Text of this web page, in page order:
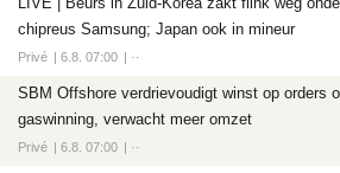
chipreus Samsung; Japan ook in mineur
Privé 6.8. 07:00 ··
SBM Offshore verdrievoudigt winst op orders
gaswinning, verwacht meer omzet
Privé 6.8. 07:00 ··